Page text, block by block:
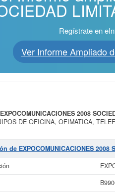
Regístrate en
Ver Informe Ampliado
2008
DE OFICINA, OFIMATICA,
DE MOBILIARIO Y
al por mayor de aparatos
LIMITADA.es el 50640000. Esta
Adscrita en el
en conocer más datos de la
de EXPOCOMUNICACIONES
de EXPOCOMUNICACIONES 2008